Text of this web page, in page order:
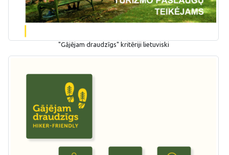
"Gājējam draudzīgs" kritēriji lietuviski